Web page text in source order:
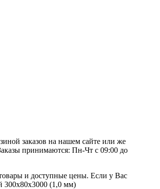
заказов на нашем сайте или же
принимаются: Пн-Чт с 09:00 до
и доступные цены. Если у Вас
300х80х3000 (1,0 мм)